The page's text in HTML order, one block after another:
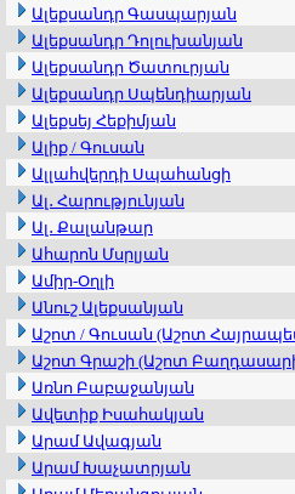
Ալեքսանդր Գասպարյան
Ալեքսանդր Դոլուխանյան
Ալեքսանդր Ծատուրյան
Ալեքսանդր Սպենդիարյան
Ալեքսեյ Հեքիմյան
Ալիք / Գուսան
Ալլահվերդի Սպահանցի
Ալ․ Հարությունյան
Ալ․ Քալանթար
Ահարոն Մսրլյան
Ամիր-Օղլի
Անուշ Ալեքսանյան
Աշոտ / Գուսան (Աշոտ
Աշոտ Գրաշի (Աշոտ
Առնո Բաբաջանյան
Ավետիք Իսահակյան
Արամ Ավագյան
Արամ Խաչատրյան